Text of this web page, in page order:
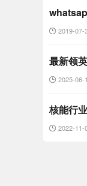
2019-07-
最新领
2025-06-
核能行
2022-11-